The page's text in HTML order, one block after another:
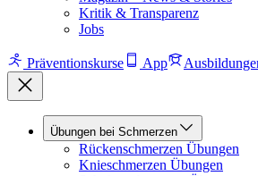
Kritik & Transparenz
Jobs
Präventionskurse App
Übungen bei Schmerzen
Rückenschmerzen Übungen
Knieschmerzen Übungen